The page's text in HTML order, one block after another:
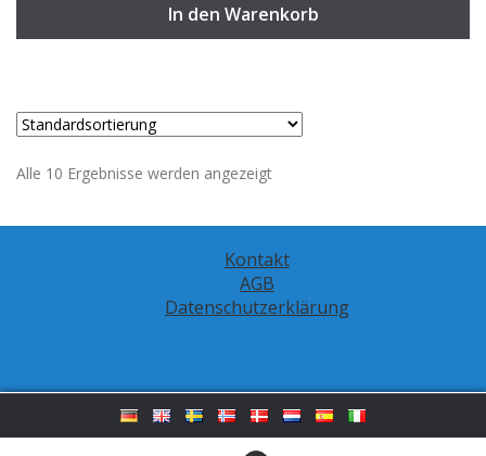
In den Warenkorb
Alle 10 Ergebnisse werden angezeigt
Kontakt
AGB
Datenschutzerklärung